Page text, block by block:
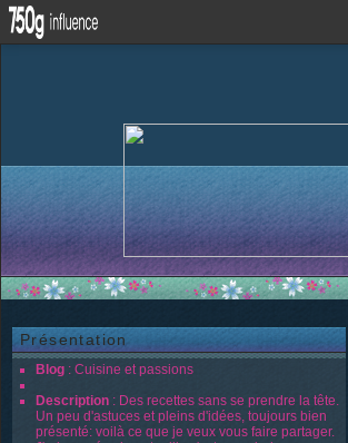
Présentation
Blog : Cuisine et passions
Description : Des recettes sans se prendre la tête.
Un peu d'astuces et pleins d'idées, toujours bien
présenté: voilà ce que je veux vous faire partager.